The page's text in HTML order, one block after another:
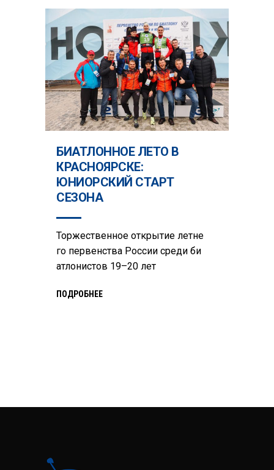
БИАТЛОННОЕ ЛЕТО В
КРАСНОЯРСКЕ:
ЮНИОРСКИЙ СТАРТ
СЕЗОНА
Торжественное открытие летне
го первенства России среди би
атлонистов 19–20 лет
ПОДРОБНЕЕ